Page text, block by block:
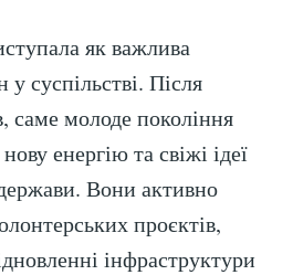
як важлива
суспільстві. Після
саме молоде покоління
енергію та свіжі ідеї
Вони активно
проєктів,
інфраструктури